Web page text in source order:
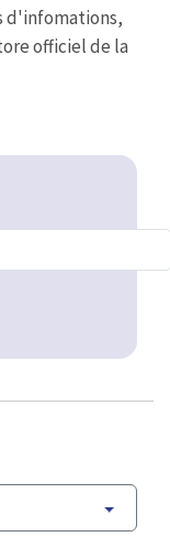
d'infomations,
officiel de la